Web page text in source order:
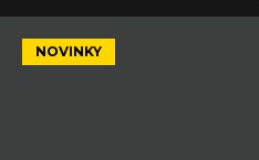
NOVINKY